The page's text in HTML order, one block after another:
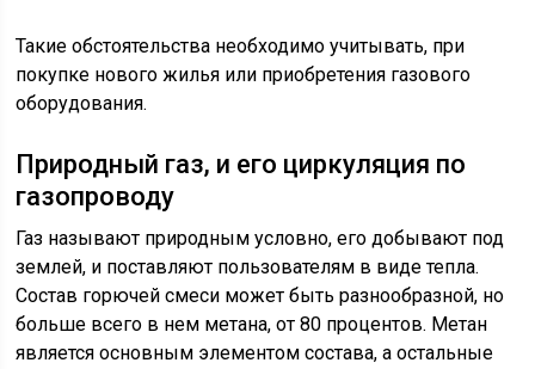
Такие обстоятельства необходимо учитывать, при
покупке нового жилья или приобретения газового
оборудования.
Природный газ, и его циркуляция по
газопроводу
Газ называют природным условно, его добывают под
землей, и поставляют пользователям в виде тепла.
Состав горючей смеси может быть разнообразной, но
больше всего в нем метана, от 80 процентов. Метан
является основным элементом состава, а остальные